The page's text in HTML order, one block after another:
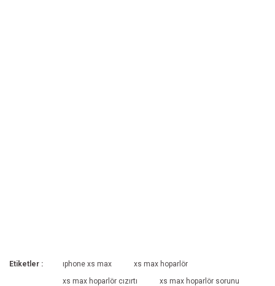
Etiketler : ıphone xs max
xs max hoparlör
xs max hoparlör cızırtı
xs max hoparlör sorunu